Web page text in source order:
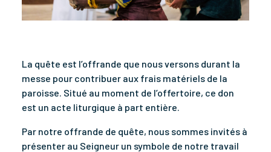
La quête est l’offrande que nous versons durant la
messe pour contribuer aux frais matériels de la
paroisse. Situé au moment de l’offertoire, ce don
est un acte liturgique à part entière.
Par notre offrande de quête, nous sommes invités à
présenter au Seigneur un symbole de notre travail